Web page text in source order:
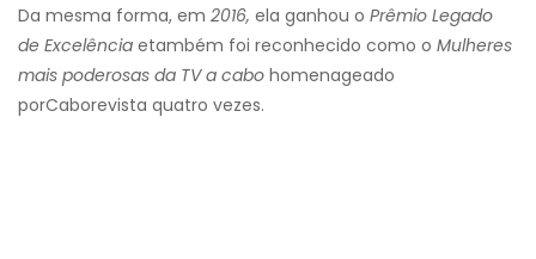
Da mesma forma, em 2016, ela ganhou o Prêmio Legado
de Excelência etambém foi reconhecido como o Mulheres
mais poderosas da TV a cabo homenageado
porCaborevista quatro vezes.